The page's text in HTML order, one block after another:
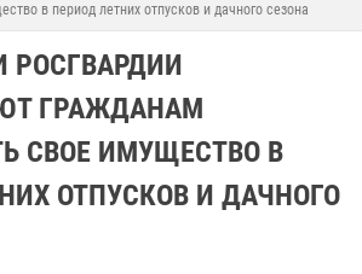
в период летних отпусков и дачного сезона
РОСГВАРДИИ
ГРАЖДАНАМ
СВОЕ ИМУЩЕСТВО В
ОТПУСКОВ И ДАЧНОГО